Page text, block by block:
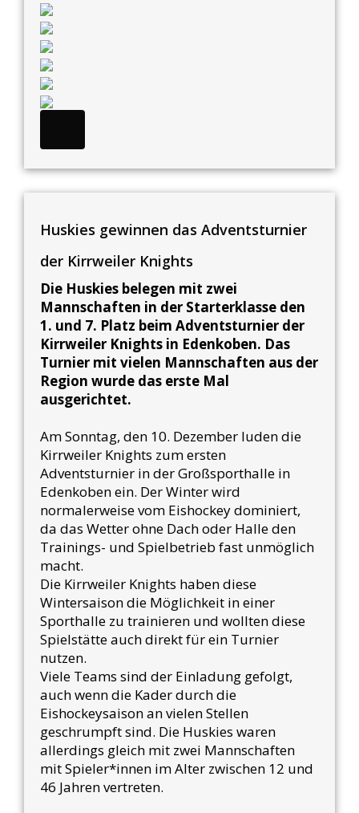
Huskies gewinnen das Adventsturnier
der Kirrweiler Knights
Die Huskies belegen mit zwei
Mannschaften in der Starterklasse den
1. und 7. Platz beim Adventsturnier der
Kirrweiler Knights in Edenkoben. Das
Turnier mit vielen Mannschaften aus der
Region wurde das erste Mal
ausgerichtet.
Am Sonntag, den 10. Dezember luden die
Kirrweiler Knights zum ersten
Adventsturnier in der Großsporthalle in
Edenkoben ein. Der Winter wird
normalerweise vom Eishockey dominiert,
da das Wetter ohne Dach oder Halle den
Trainings- und Spielbetrieb fast unmöglich
macht.
Die Kirrweiler Knights haben diese
Wintersaison die Möglichkeit in einer
Sporthalle zu trainieren und wollten diese
Spielstätte auch direkt für ein Turnier
nutzen.
Viele Teams sind der Einladung gefolgt,
auch wenn die Kader durch die
Eishockeysaison an vielen Stellen
geschrumpft sind. Die Huskies waren
allerdings gleich mit zwei Mannschaften
mit Spieler*innen im Alter zwischen 12 und
46 Jahren vertreten.